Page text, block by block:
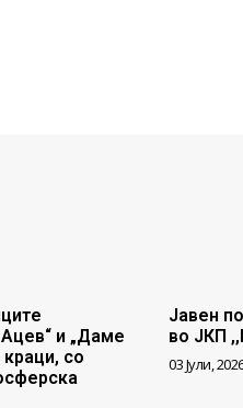
и „Даме
краци, со
Јавен
во ЈКП
03 Јули,